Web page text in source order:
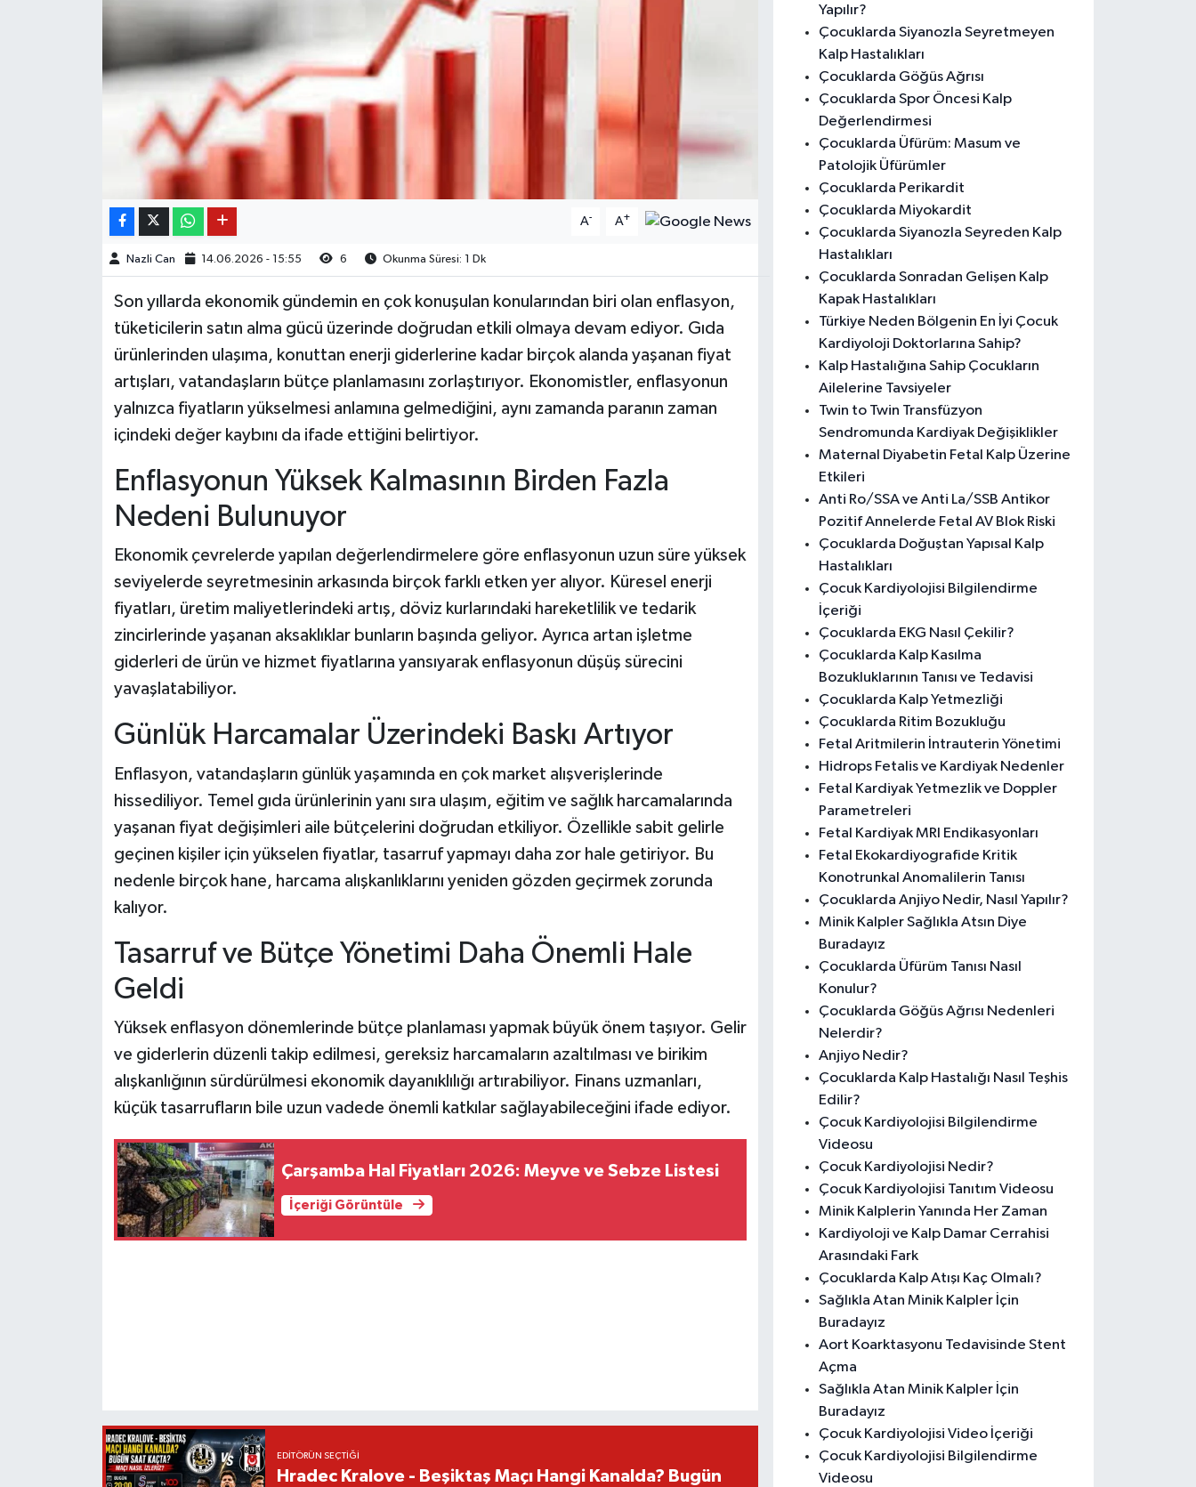
A- A+
Nazli Can 14.06.2026 - 15:55 6 Okunma Süresi: 1 Dk
Son yıllarda ekonomik gündemin en çok konuşulan konularından biri olan enflasyon,
tüketicilerin satın alma gücü üzerinde doğrudan etkili olmaya devam ediyor. Gıda
ürünlerinden ulaşıma, konuttan enerji giderlerine kadar birçok alanda yaşanan fiyat
artışları, vatandaşların bütçe planlamasını zorlaştırıyor. Ekonomistler, enflasyonun
yalnızca fiyatların yükselmesi anlamına gelmediğini, aynı zamanda paranın zaman
içindeki değer kaybını da ifade ettiğini belirtiyor.
Enflasyonun Yüksek Kalmasının Birden Fazla
Nedeni Bulunuyor
Ekonomik çevrelerde yapılan değerlendirmelere göre enflasyonun uzun süre yüksek
seviyelerde seyretmesinin arkasında birçok farklı etken yer alıyor. Küresel enerji
fiyatları, üretim maliyetlerindeki artış, döviz kurlarındaki hareketlilik ve tedarik
zincirlerinde yaşanan aksaklıklar bunların başında geliyor. Ayrıca artan işletme
giderleri de ürün ve hizmet fiyatlarına yansıyarak enflasyonun düşüş sürecini
yavaşlatabiliyor.
Günlük Harcamalar Üzerindeki Baskı Artıyor
Enflasyon, vatandaşların günlük yaşamında en çok market alışverişlerinde
hissediliyor. Temel gıda ürünlerinin yanı sıra ulaşım, eğitim ve sağlık harcamalarında
yaşanan fiyat değişimleri aile bütçelerini doğrudan etkiliyor. Özellikle sabit gelirle
geçinen kişiler için yükselen fiyatlar, tasarruf yapmayı daha zor hale getiriyor. Bu
nedenle birçok hane, harcama alışkanlıklarını yeniden gözden geçirmek zorunda
kalıyor.
Tasarruf ve Bütçe Yönetimi Daha Önemli Hale
Geldi
Yüksek enflasyon dönemlerinde bütçe planlaması yapmak büyük önem taşıyor. Gelir
ve giderlerin düzenli takip edilmesi, gereksiz harcamaların azaltılması ve birikim
alışkanlığının sürdürülmesi ekonomik dayanıklılığı artırabiliyor. Finans uzmanları,
küçük tasarrufların bile uzun vadede önemli katkılar sağlayabileceğini ifade ediyor.
Çarşamba Hal Fiyatları 2026: Meyve ve Sebze Listesi
İçeriği Görüntüle
EDITÖRÜN SEÇTIĞI
Hradec Kralove - Beşiktaş Maçı Hangi Kanalda? Bugün
Yapılır?
Çocuklarda Siyanozla Seyretmeyen
Kalp Hastalıkları
Çocuklarda Göğüs Ağrısı
Çocuklarda Spor Öncesi Kalp
Değerlendirmesi
Çocuklarda Üfürüm: Masum ve
Patolojik Üfürümler
Çocuklarda Perikardit
Çocuklarda Miyokardit
Çocuklarda Siyanozla Seyreden Kalp
Hastalıkları
Çocuklarda Sonradan Gelişen Kalp
Kapak Hastalıkları
Türkiye Neden Bölgenin En İyi Çocuk
Kardiyoloji Doktorlarına Sahip?
Kalp Hastalığına Sahip Çocukların
Ailelerine Tavsiyeler
Twin to Twin Transfüzyon
Sendromunda Kardiyak Değişiklikler
Maternal Diyabetin Fetal Kalp Üzerine
Etkileri
Anti Ro/SSA ve Anti La/SSB Antikor
Pozitif Annelerde Fetal AV Blok Riski
Çocuklarda Doğuştan Yapısal Kalp
Hastalıkları
Çocuk Kardiyolojisi Bilgilendirme
İçeriği
Çocuklarda EKG Nasıl Çekilir?
Çocuklarda Kalp Kasılma
Bozukluklarının Tanısı ve Tedavisi
Çocuklarda Kalp Yetmezliği
Çocuklarda Ritim Bozukluğu
Fetal Aritmilerin İntrauterin Yönetimi
Hidrops Fetalis ve Kardiyak Nedenler
Fetal Kardiyak Yetmezlik ve Doppler
Parametreleri
Fetal Kardiyak MRI Endikasyonları
Fetal Ekokardiyografide Kritik
Konotrunkal Anomalilerin Tanısı
Çocuklarda Anjiyo Nedir, Nasıl Yapılır?
Minik Kalpler Sağlıkla Atsın Diye
Buradayız
Çocuklarda Üfürüm Tanısı Nasıl
Konulur?
Çocuklarda Göğüs Ağrısı Nedenleri
Nelerdir?
Anjiyo Nedir?
Çocuklarda Kalp Hastalığı Nasıl Teşhis
Edilir?
Çocuk Kardiyolojisi Bilgilendirme
Videosu
Çocuk Kardiyolojisi Nedir?
Çocuk Kardiyolojisi Tanıtım Videosu
Minik Kalplerin Yanında Her Zaman
Kardiyoloji ve Kalp Damar Cerrahisi
Arasındaki Fark
Çocuklarda Kalp Atışı Kaç Olmalı?
Sağlıkla Atan Minik Kalpler İçin
Buradayız
Aort Koarktasyonu Tedavisinde Stent
Açma
Sağlıkla Atan Minik Kalpler İçin
Buradayız
Çocuk Kardiyolojisi Video İçeriği
Çocuk Kardiyolojisi Bilgilendirme
Videosu